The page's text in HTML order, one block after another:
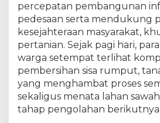
g
a
s
d
a
n
W
a
r
g
percepatan pembangunan
pedesaan serta mendukung
kesejahteraan masyarakat,
pertanian. Sejak pagi hari,
warga setempat terlihat
pembersihan sisa rumput,
yang menghambat proses
sekaligus menata lahan
tahap pengolahan berikutnya.